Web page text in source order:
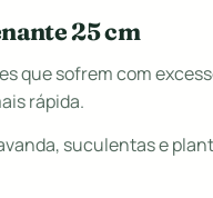
25 cm
que sofrem com
rápida.
suculentas e